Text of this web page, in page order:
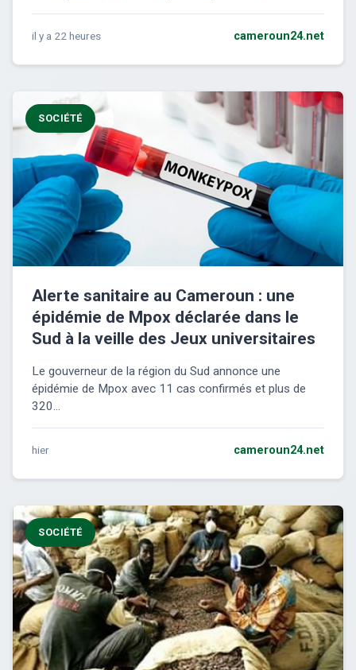
il y a 22 heures cameroun24.net
SOCIÉTÉ
Alerte sanitaire au Cameroun : une
épidémie de Mpox déclarée dans le
Sud à la veille des Jeux universitaires
Le gouverneur de la région du Sud annonce une
épidémie de Mpox avec 11 cas confirmés et plus de
320...
hier cameroun24.net
SOCIÉTÉ